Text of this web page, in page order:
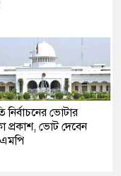
নির্বাচনের ভোটার
প্রকাশ, ভোট দেবেন